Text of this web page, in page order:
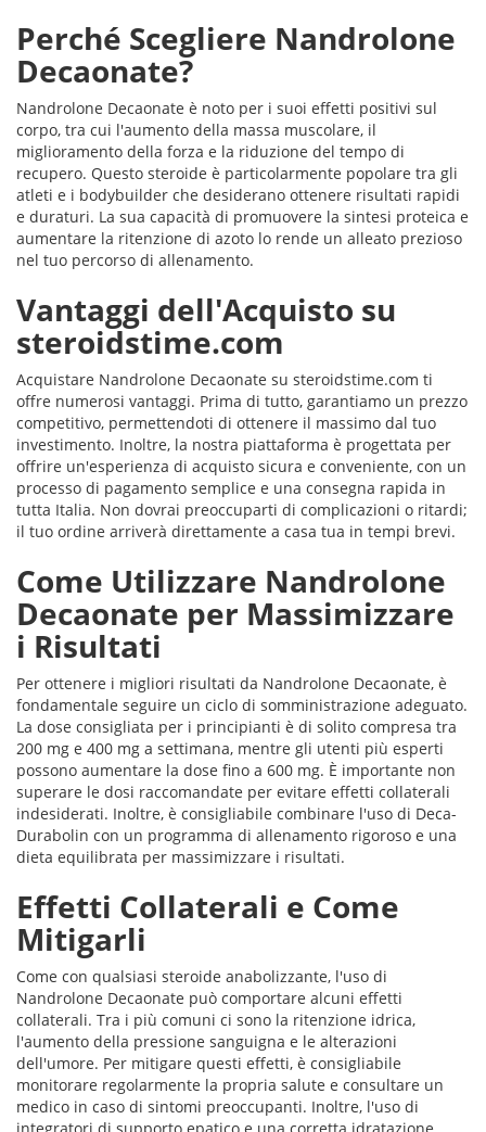
Perché Scegliere Nandrolone
Decaonate?
Nandrolone Decaonate è noto per i suoi effetti positivi sul
corpo, tra cui l'aumento della massa muscolare, il
miglioramento della forza e la riduzione del tempo di
recupero. Questo steroide è particolarmente popolare tra gli
atleti e i bodybuilder che desiderano ottenere risultati rapidi
e duraturi. La sua capacità di promuovere la sintesi proteica e
aumentare la ritenzione di azoto lo rende un alleato prezioso
nel tuo percorso di allenamento.
Vantaggi dell'Acquisto su
steroidstime.com
Acquistare Nandrolone Decaonate su steroidstime.com ti
offre numerosi vantaggi. Prima di tutto, garantiamo un prezzo
competitivo, permettendoti di ottenere il massimo dal tuo
investimento. Inoltre, la nostra piattaforma è progettata per
offrire un'esperienza di acquisto sicura e conveniente, con un
processo di pagamento semplice e una consegna rapida in
tutta Italia. Non dovrai preoccuparti di complicazioni o ritardi;
il tuo ordine arriverà direttamente a casa tua in tempi brevi.
Come Utilizzare Nandrolone
Decaonate per Massimizzare
i Risultati
Per ottenere i migliori risultati da Nandrolone Decaonate, è
fondamentale seguire un ciclo di somministrazione adeguato.
La dose consigliata per i principianti è di solito compresa tra
200 mg e 400 mg a settimana, mentre gli utenti più esperti
possono aumentare la dose fino a 600 mg. È importante non
superare le dosi raccomandate per evitare effetti collaterali
indesiderati. Inoltre, è consigliabile combinare l'uso di Deca-
Durabolin con un programma di allenamento rigoroso e una
dieta equilibrata per massimizzare i risultati.
Effetti Collaterali e Come
Mitigarli
Come con qualsiasi steroide anabolizzante, l'uso di
Nandrolone Decaonate può comportare alcuni effetti
collaterali. Tra i più comuni ci sono la ritenzione idrica,
l'aumento della pressione sanguigna e le alterazioni
dell'umore. Per mitigare questi effetti, è consigliabile
monitorare regolarmente la propria salute e consultare un
medico in caso di sintomi preoccupanti. Inoltre, l'uso di